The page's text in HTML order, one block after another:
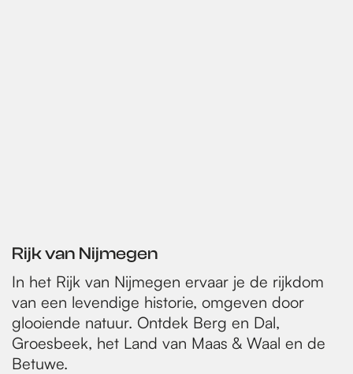
Rijk van Nijmegen
In het Rijk van Nijmegen ervaar je de rijkdom
van een levendige historie, omgeven door
glooiende natuur. Ontdek Berg en Dal,
Groesbeek, het Land van Maas & Waal en de
Betuwe.